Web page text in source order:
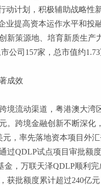
动计划，积极辅助战略性
业提高资本运作水平和
新策源地、培育新质生产
公司157家，总市值约1.73
成效
境流动渠道，粤港澳大
。跨境金融创新不断深
元，率先落地资本项目外
过QDLP试点项目审批额
，万联天泽QDLP顺利
获批额度累计超过240亿